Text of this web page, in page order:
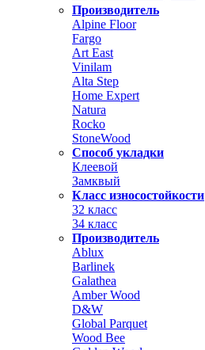
Производитель
Alpine Floor
Fargo
Art East
Vinilam
Alta Step
Home Expert
Natura
Rocko
StoneWood
Способ укладки
Клеевой
Замквый
Класс износостойкости
32 класс
34 класс
Производитель
Ablux
Barlinek
Galathea
Amber Wood
D&W
Global Parquet
Wood Bee